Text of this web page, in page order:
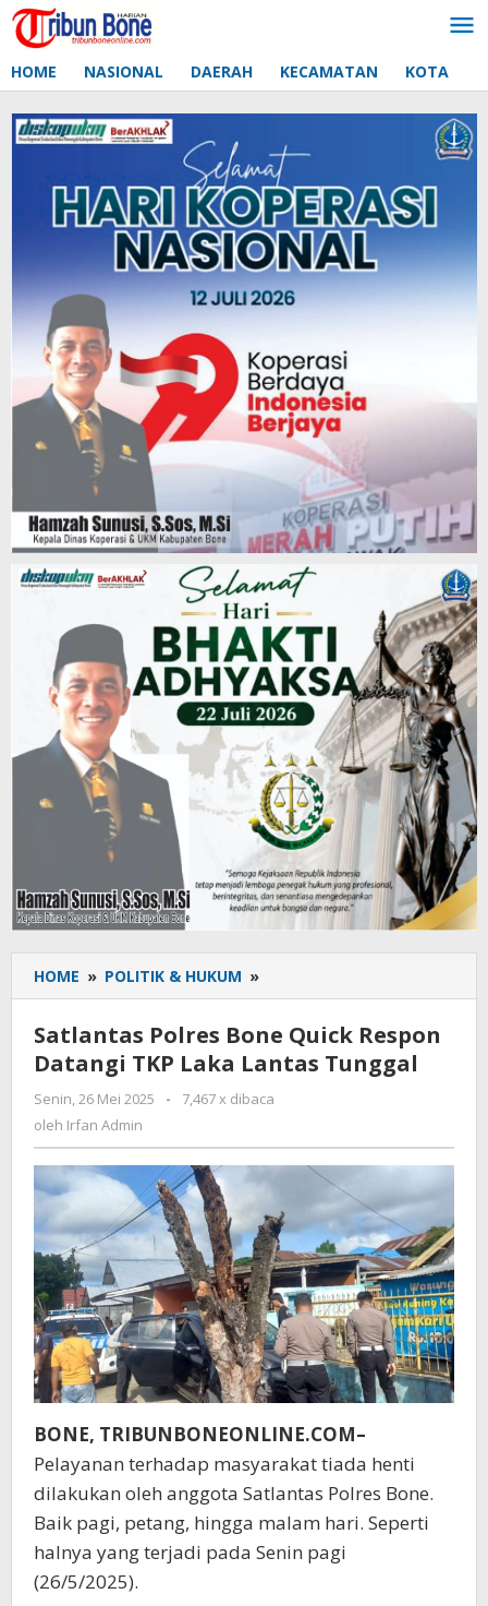
Lewati
ke
HOME NASIONAL DAERAH KECAMATAN KOTA
HOME » POLITIK & HUKUM »
Polres
Quick
Respon
Tunggal
Satlantas Polres Bone Quick Respon
Datangi TKP Laka Lantas Tunggal
Senin, 26 Mei 2025
oleh
-
7,467 x dibaca
oleh Irfan Admin
BONE, TRIBUNBONEONLINE.COM–
Pelayanan terhadap masyarakat tiada henti
dilakukan oleh anggota Satlantas Polres Bone.
Baik pagi, petang, hingga malam hari. Seperti
halnya yang terjadi pada Senin pagi
(26/5/2025).